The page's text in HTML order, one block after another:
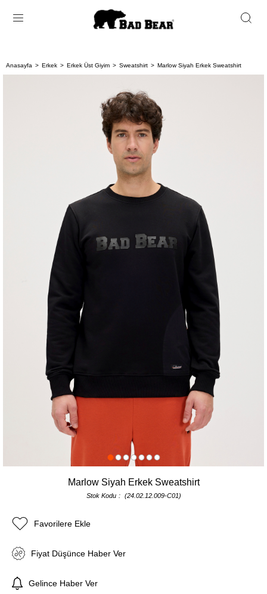
Anasayfa Erkek Erkek Üst Giyim Sweatshirt Marlow Siyah Erkek Sweatshirt
Marlow Siyah Erkek Sweatshirt
Stok Kodu (24.02.12.009-C01)
Favorilere Ekle
Fiyat Düşünce Haber Ver
Gelince Haber Ver